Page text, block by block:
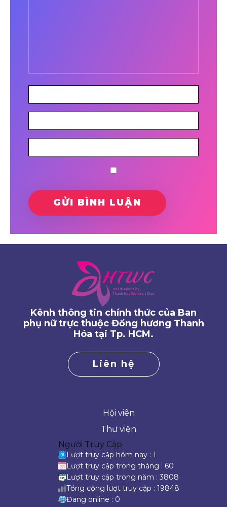
Kênh thông tin chính thức của Ban
phụ nữ trực thuộc Đồng hương Thanh
Hóa tại Tp. HCM.
Liên hệ
Hội viên
Thư viện
Người Truy Cập
Lượt truy cập hôm nay : 1
Lượt truy cập trong tháng : 60
Lượt truy cập trong năm : 3808
Tổng cộng lượt truy cập : 19848
Đang online : 0